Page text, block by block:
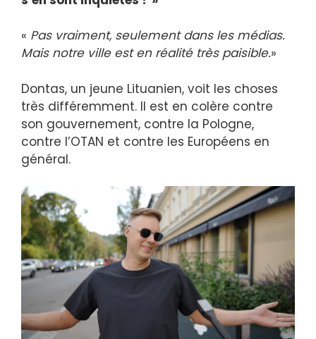
« Pas vraiment, seulement dans les médias.
Mais notre ville est en réalité très paisible.»
Dontas, un jeune Lituanien, voit les choses
très différemment. Il est en colère contre
son gouvernement, contre la Pologne,
contre l’OTAN et contre les Européens en
général.